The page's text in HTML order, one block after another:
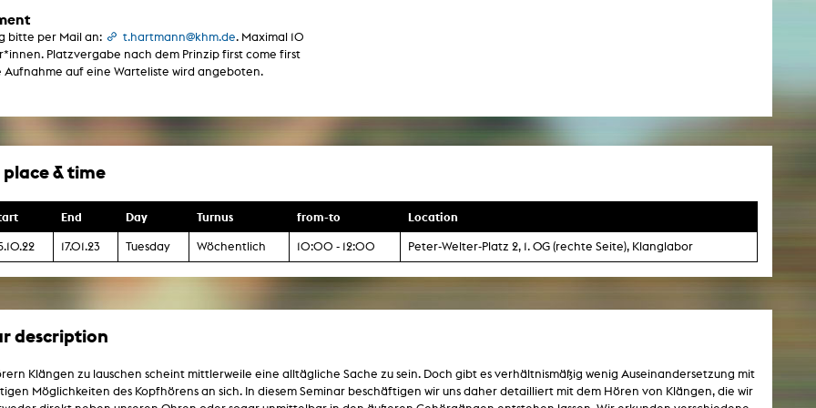
bitte per Mail an: t.hartmann@khm.de. Maximal 10
Platzvergabe nach dem Prinzip first come first
Aufnahme auf eine Warteliste wird angeboten.
place & time
End Day Turnus from-to Location
17.01.23 Tuesday Wöchentlich 10:00 - 12:00 Peter-Welter-Platz 2, 1. OG (rechte Seite), Klanglabor
description
Klängen zu lauschen scheint mittlerweile eine alltägliche Sache zu sein. Doch gibt es verhältnismäßig wenig Auseinandersetzung mit
Möglichkeiten des Kopfhörens an sich. In diesem Seminar beschäftigen wir uns daher detailliert mit dem Hören von Klängen, die wir
Storytelling
Performance
Art / Global South
Context of Media
Aesthetics
+ Facilities
Fotgrafie
room
technology
Lab
studios
lab
suite
studio